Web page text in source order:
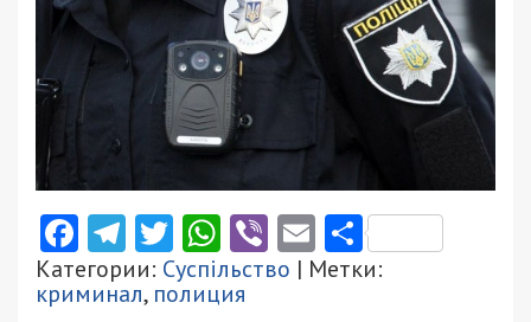
Facebook
Telegram
Twitter
WhatsApp
ViberEmail
Категории: Суспільство | Метки:
криминал, полиция